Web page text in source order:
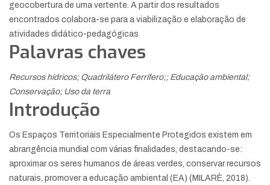
geocobertura de uma vertente. A partir dos resultados
encontrados colabora-se para a viabilização e elaboração de
atividades didático-pedagógicas
Palavras chaves
Recursos hídricos; Quadrilátero Ferrífero;; Educação ambiental;
Conservação; Uso da terra
Introdução
Os Espaços Territoriais Especialmente Protegidos existem em
abrangência mundial com várias finalidades, destacando-se:
aproximar os seres humanos de áreas verdes, conservar recursos
naturais, promover a educação ambiental (EA) (MILARÈ, 2018).